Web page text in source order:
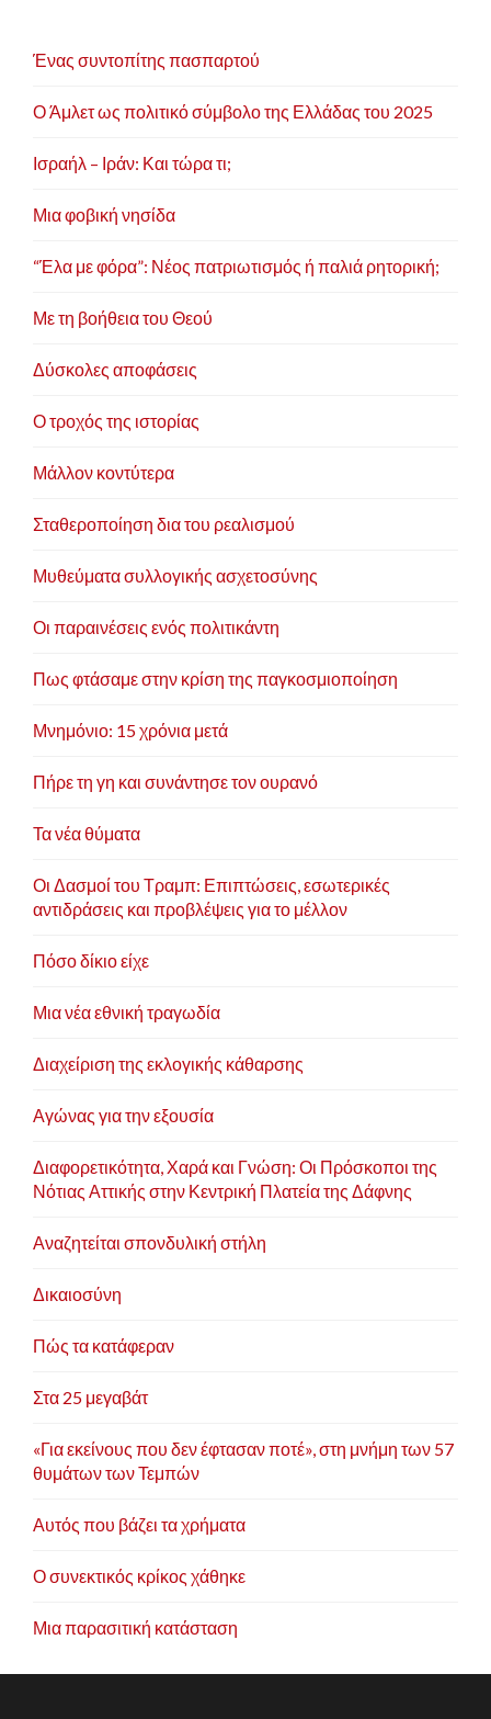
Ένας συντοπίτης πασπαρτού
Ο Άμλετ ως πολιτικό σύμβολο της Ελλάδας του 2025
Ισραήλ – Ιράν: Και τώρα τι;
Μια φοβική νησίδα
“Έλα με φόρα”: Νέος πατριωτισμός ή παλιά ρητορική;
Με τη βοήθεια του Θεού
Δύσκολες αποφάσεις
Ο τροχός της ιστορίας
Μάλλον κοντύτερα
Σταθεροποίηση δια του ρεαλισμού
Μυθεύματα συλλογικής ασχετοσύνης
Οι παραινέσεις ενός πολιτικάντη
Πως φτάσαμε στην κρίση της παγκοσμιοποίηση
Μνημόνιο: 15 χρόνια μετά
Πήρε τη γη και συνάντησε τον ουρανό
Τα νέα θύματα
Οι Δασμοί του Τραμπ: Επιπτώσεις, εσωτερικές
αντιδράσεις και προβλέψεις για το μέλλον
Πόσο δίκιο είχε
Μια νέα εθνική τραγωδία
Διαχείριση της εκλογικής κάθαρσης
Αγώνας για την εξουσία
Διαφορετικότητα, Χαρά και Γνώση: Οι Πρόσκοποι της
Νότιας Αττικής στην Κεντρική Πλατεία της Δάφνης
Αναζητείται σπονδυλική στήλη
Δικαιοσύνη
Πώς τα κατάφεραν
Στα 25 μεγαβάτ
«Για εκείνους που δεν έφτασαν ποτέ», στη μνήμη των 57
θυμάτων των Τεμπών
Αυτός που βάζει τα χρήματα
Ο συνεκτικός κρίκος χάθηκε
Μια παρασιτική κατάσταση